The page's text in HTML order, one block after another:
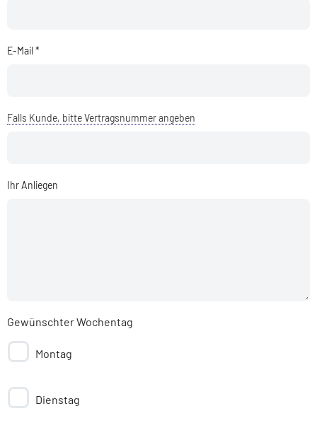
E-Mail *
Falls Kunde, bitte Vertragsnummer angeben
Ihr Anliegen
Gewünschter Wochentag
Montag
Dienstag